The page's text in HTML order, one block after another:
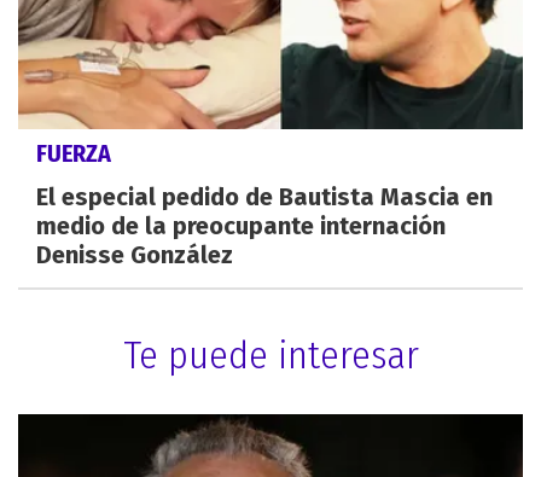
FUERZA
El especial pedido de Bautista Mascia en
medio de la preocupante internación
Denisse González
Te puede interesar